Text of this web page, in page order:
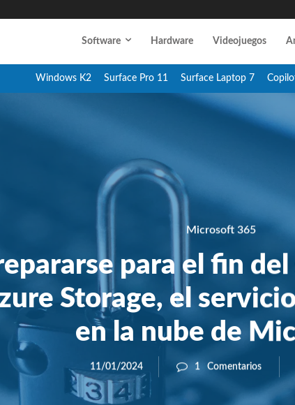
Software Hardware Videojuegos
Windows K2 Surface Pro 11 Surface Laptop 7
Microsoft 365
para el fin
Storage, el
en la nube de
11/01/2024 1 Comentarios